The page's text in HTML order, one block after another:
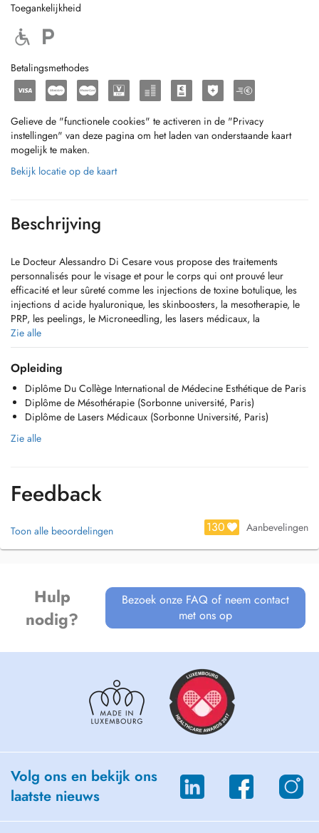
Toegankelijkheid
Betalingsmethodes
Gelieve de "functionele cookies" te activeren in de "Privacy
instellingen" van deze pagina om het laden van onderstaande kaart
mogelijk te maken.
Bekijk locatie op de kaart
Beschrijving
Le Docteur Alessandro Di Cesare vous propose des traitements
personnalisés pour le visage et pour le corps qui ont prouvé leur
efficacité et leur sûreté comme les injections de toxine botulique, les
injections d acide hyaluronique, les skinboosters, la mesotherapie, le
PRP, les peelings, le Microneedling, les lasers médicaux, la
cryolipolyse etc
Zie alle
Opleiding
Diplôme Du Collège International de Médecine Esthétique de Paris
Diplôme de Mésothérapie (Sorbonne université, Paris)
Diplôme de Lasers Médicaux (Sorbonne Université, Paris)
Zie alle
Feedback
Toon alle beoordelingen 130 Aanbevelingen
Hulp
nodig?
Bezoek onze FAQ of neem contact
met ons op
Volg ons en bekijk ons
laatste nieuws